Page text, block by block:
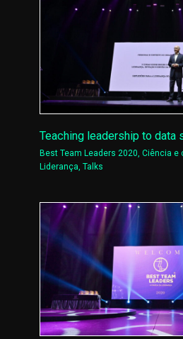
Teaching leadership to data
Best Team Leaders 2020,Ciência e
Liderança,Talks